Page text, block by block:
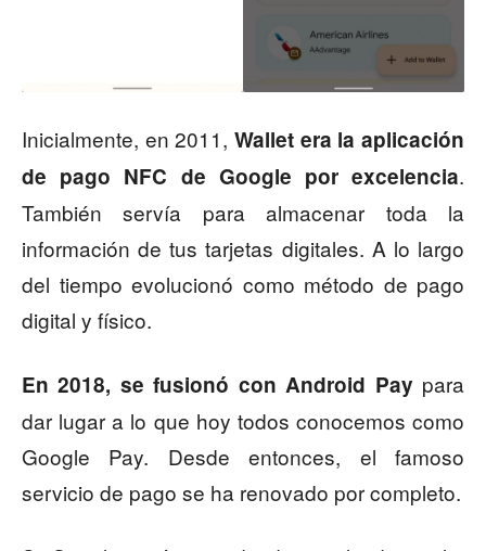
Inicialmente, en 2011, Wallet era la aplicación
de pago NFC de Google por excelencia.
También servía para almacenar toda la
información de tus tarjetas digitales. A lo largo
del tiempo evolucionó como método de pago
digital y físico.
En 2018, se fusionó con Android Pay para
dar lugar a lo que hoy todos conocemos como
Google Pay. Desde entonces, el famoso
servicio de pago se ha renovado por completo.